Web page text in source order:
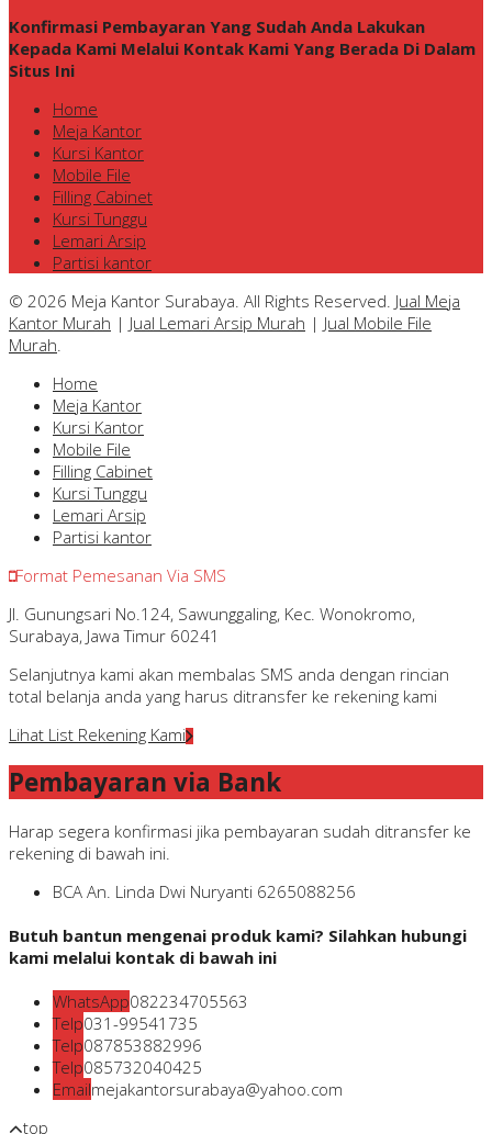
Konfirmasi Pembayaran Yang Sudah Anda Lakukan
Kepada Kami Melalui Kontak Kami Yang Berada Di Dalam
Situs Ini
Home
Meja Kantor
Kursi Kantor
Mobile File
Filling Cabinet
Kursi Tunggu
Lemari Arsip
Partisi kantor
© 2026 Meja Kantor Surabaya. All Rights Reserved. Jual Meja
Kantor Murah | Jual Lemari Arsip Murah | Jual Mobile File
Murah
Home
Meja Kantor
Kursi Kantor
Mobile File
Filling Cabinet
Kursi Tunggu
Lemari Arsip
Partisi kantor
Format Pemesanan Via SMS
Jl. Gunungsari No.124, Sawunggaling, Kec. Wonokromo,
Surabaya, Jawa Timur 60241
Selanjutnya kami akan membalas SMS anda dengan rincian
total belanja anda yang harus ditransfer ke rekening kami
Lihat List Rekening Kami
Pembayaran via Bank
Harap segera konfirmasi jika pembayaran sudah ditransfer ke
rekening di bawah ini.
BCA An. Linda Dwi Nuryanti 6265088256
Butuh bantun mengenai produk kami? Silahkan hubungi
kami melalui kontak di bawah ini
WhatsApp082234705563
Telp031-99541735
Telp087853882996
Telp085732040425
Emailmejakantorsurabaya@yahoo.com
top